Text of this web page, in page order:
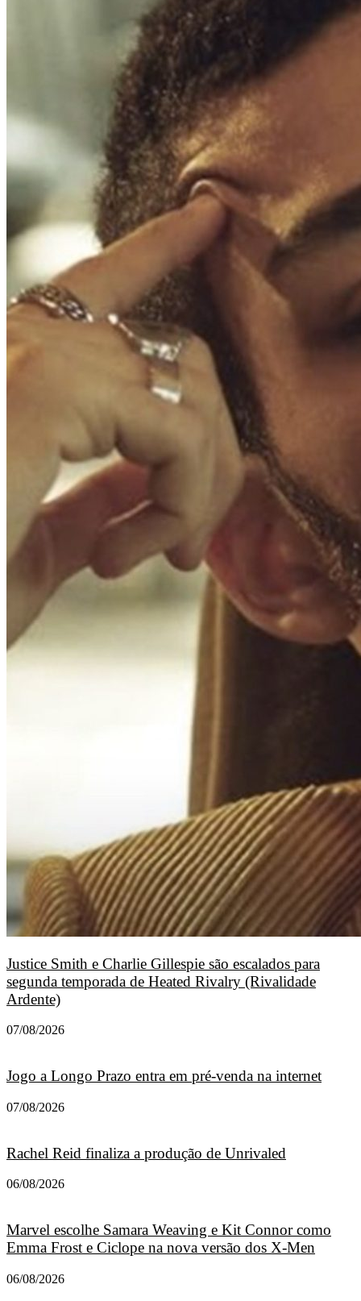
Justice Smith e Charlie Gillespie são escalados para
segunda temporada de Heated Rivalry (Rivalidade
Ardente)
07/08/2026
Jogo a Longo Prazo entra em pré-venda na internet
07/08/2026
Rachel Reid finaliza a produção de Unrivaled
06/08/2026
Marvel escolhe Samara Weaving e Kit Connor como
Emma Frost e Ciclope na nova versão dos X-Men
06/08/2026